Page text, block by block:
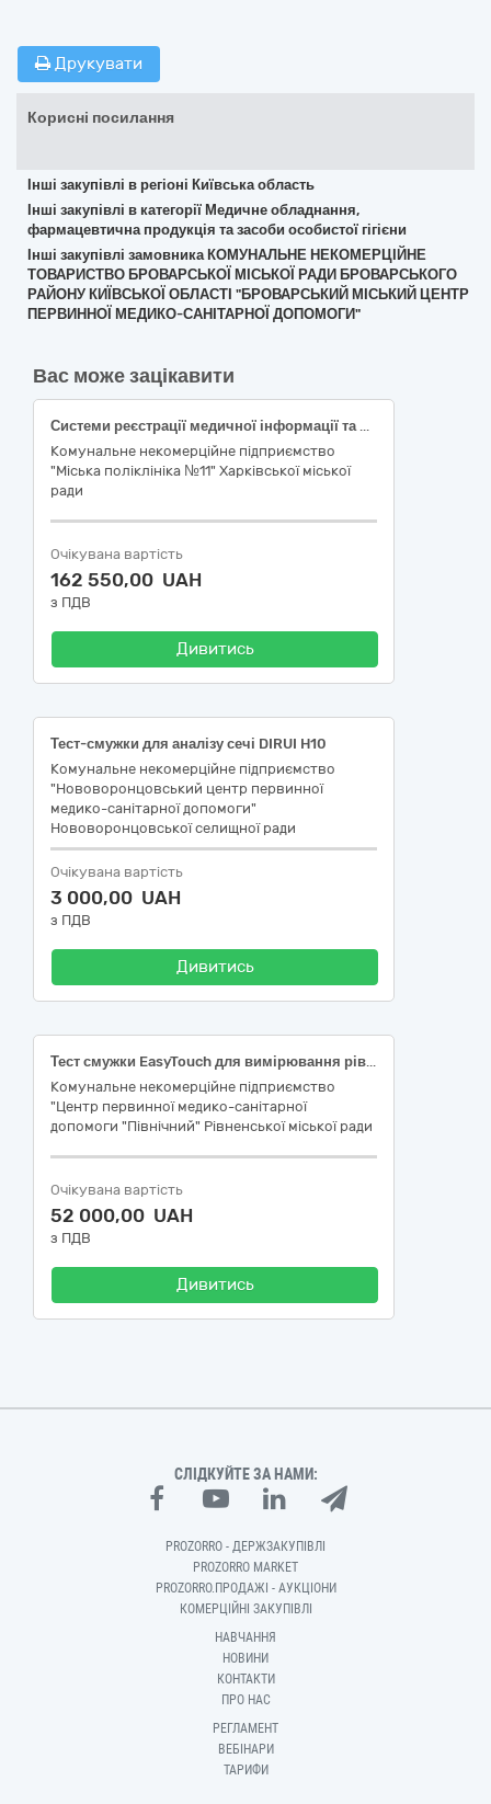
Друкувати
Корисні посилання
Інші закупівлі в регіоні Київська область
Інші закупівлі в категорії Медичне обладнання,
фармацевтична продукція та засоби особистої гігієни
Інші закупівлі замовника КОМУНАЛЬНЕ НЕКОМЕРЦІЙНЕ
ТОВАРИСТВО БРОВАРСЬКОЇ МІСЬКОЇ РАДИ БРОВАРСЬКОГО
РАЙОНУ КИЇВСЬКОЇ ОБЛАСТІ "БРОВАРСЬКИЙ МІСЬКИЙ ЦЕНТР
ПЕРВИННОЇ МЕДИКО-САНІТАРНОЇ ДОПОМОГИ"
Вас може зацікавити
Системи реєстрації медичної інформації та дослідне обладнання
Комунальне некомерційне підприємство
"Міська поліклініка №11" Харківської міської
ради
Очікувана вартість
162 550,00 UAH
з ПДВ
Дивитись
Тест-смужки для аналізу сечі DIRUI H10
Комунальне некомерційне підприємство
"Нововоронцовський центр первинної
медико-санітарної допомоги"
Нововоронцовської селищної ради
Очікувана вартість
3 000,00 UAH
з ПДВ
Дивитись
Тест смужки EasyTouch для вимірювання рівня холестерину в крові, №25
Комунальне некомерційне підприємство
"Центр первинної медико-санітарної
допомоги "Північний" Рівненської міської ради
Очікувана вартість
52 000,00 UAH
з ПДВ
Дивитись
СЛІДКУЙТЕ ЗА НАМИ:
PROZORRO - ДЕРЖЗАКУПІВЛІ
PROZORRO MARKET
PROZORRO.ПРОДАЖІ - АУКЦІОНИ
КОМЕРЦІЙНІ ЗАКУПІВЛІ
НАВЧАННЯ
НОВИНИ
КОНТАКТИ
ПРО НАС
РЕГЛАМЕНТ
ВЕБІНАРИ
ТАРИФИ